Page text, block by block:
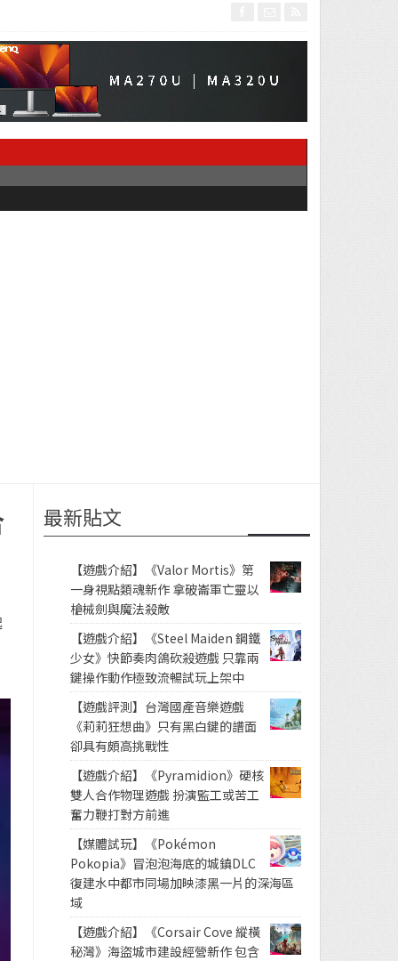
最新貼文
【遊戲介紹】《Valor Mortis》第
一身視點類魂新作 拿破崙軍亡靈以
槍械劍與魔法殺敵
【遊戲介紹】《Steel Maiden 鋼鐵
少女》快節奏肉鴿砍殺遊戲 只靠兩
鍵操作動作極致流暢試玩上架中
【遊戲評測】台灣國產音樂遊戲
《莉莉狂想曲》只有黑白鍵的譜面
卻具有頗高挑戰性
【遊戲介紹】《Pyramidion》硬核
雙人合作物理遊戲 扮演監工或苦工
奮力鞭打對方前進
【媒體試玩】《Pokémon
Pokopia》冒泡泡海底的城鎮DLC
復建水中都市同場加映漆黑一片的深海區
域
【遊戲介紹】《Corsair Cove 縱橫
秘灣》海盜城市建設經營新作 包含